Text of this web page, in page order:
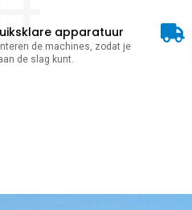
apparatuur
de machines, zodat je
de slag kunt.